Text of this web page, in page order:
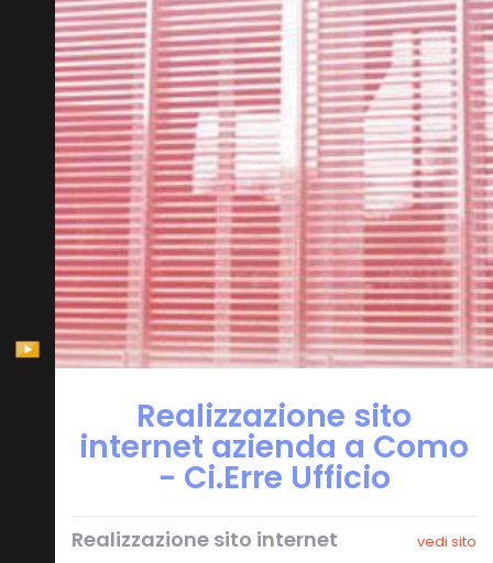
Realizzazione sito
internet azienda a Como
- Ci.Erre Ufficio
Realizzazione sito internet vedi sito